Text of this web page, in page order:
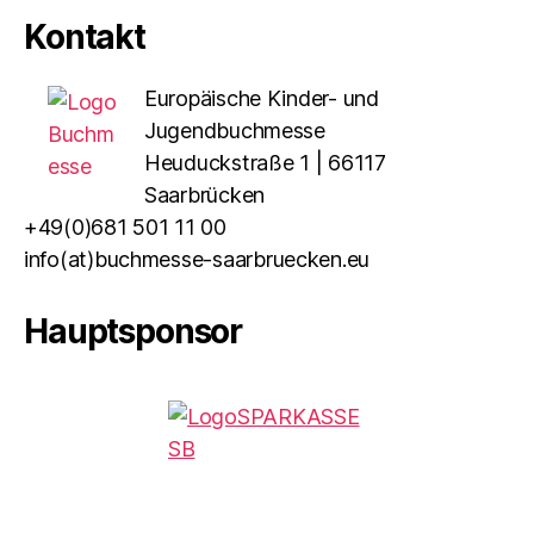
Kontakt
Europäische Kinder- und
Jugendbuchmesse
Heuduckstraße 1 | 66117
Saarbrücken
+49(0)681 501 11 00
info(at)buchmesse-saarbruecken.eu
Hauptsponsor